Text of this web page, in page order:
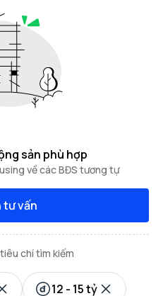
sản phù hợp
về các BĐS tương tự
tư vấn
chí tìm kiếm
12 - 15 tỷ